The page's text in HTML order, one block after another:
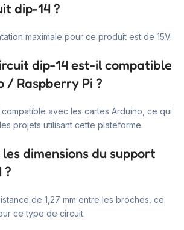
dip-14 ?
maximale pour ce produit est de 15V.
dip-14 est-il compatible
/ Raspberry Pi ?
avec les cartes Arduino, ce qui
projets utilisant cette plateforme.
dimensions du support
?
de 1,27 mm entre les broches, ce
ce type de circuit.